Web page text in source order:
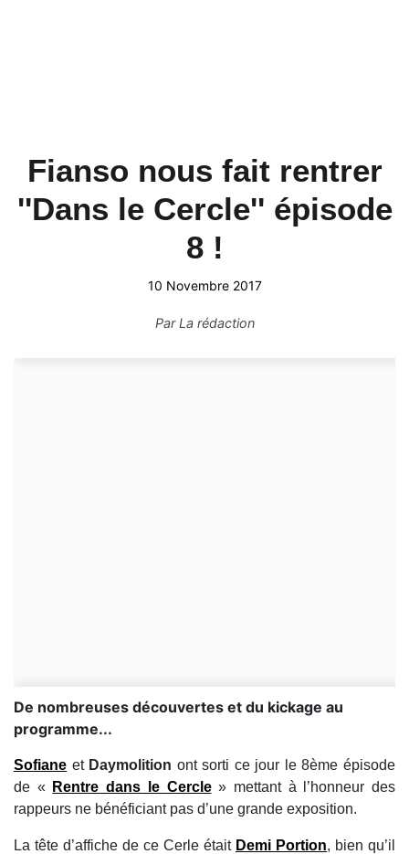
Fianso nous fait rentrer
''Dans le Cercle'' épisode
8 !
10 Novembre 2017
ParLa rédaction
De nombreuses découvertes et du kickage au
programme...
Sofiane et Daymolition ont sorti ce jour le 8ème épisode
de «
Rentre dans le Cercle» mettant à l’honneur des
rappeurs ne bénéficiant pas d’une grande exposition.
La tête d’affiche de ce Cerle était Demi Portion, bien qu’il